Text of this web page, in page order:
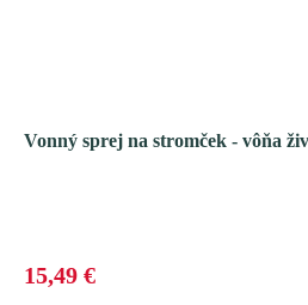
Vonný sprej na stromček - vôňa
15,49 €